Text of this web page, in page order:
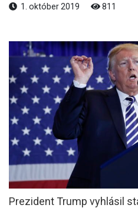
1. október 2019 811
Prezident Trump vyhlásil